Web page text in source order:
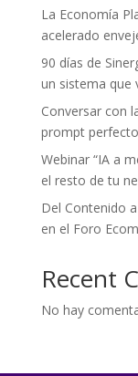
La Economía
acelerado
90 días de
un sistema que
Conversar con
prompt perfecto
Webinar “IA a
el resto de tu
Del Contenido
en el Foro
Recent
No hay